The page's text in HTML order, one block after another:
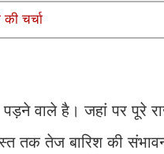
चर्चा
वाले है। जहां पर पूरे
तक तेज बारिश की